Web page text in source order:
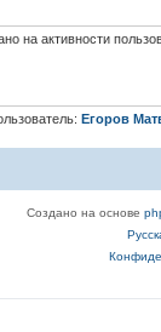
на активности
Егоров
Создано на основе